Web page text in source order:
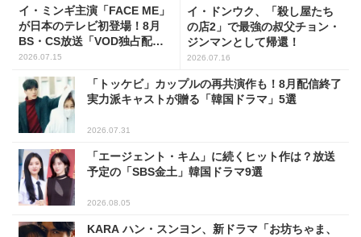
イ・ミンギ主演「FACE ME」
が日本のテレビ初登場！8月
BS・CS放送「VOD独占配
信」韓ドラ11選
2026.07.15
イ・ドンウク、「殺し屋たち
の店2」で最強の叔父チョン・
ジンマンとして帰還！
2026.07.16
「トッケビ」カップルの再共演作も！8月配信終了
実力派キャストが贈る「韓国ドラマ」5選
2026.07.31
「エージェント・キム」に続くヒット作は？放送
予定の「SBS金土」韓国ドラマ9選
2026.08.05
KARA ハン・スンヨン、新ドラマ「お坊ちゃま、